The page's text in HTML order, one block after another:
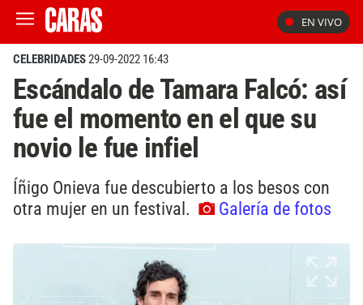
EN VIVO
CELEBRIDADES29-09-2022 16:43
Escándalo de Tamara Falcó: así
fue el momento en el que su
novio le fue infiel
Íñigo Onieva fue descubierto a los besos con
otra mujer en un festival.
Galería de fotos